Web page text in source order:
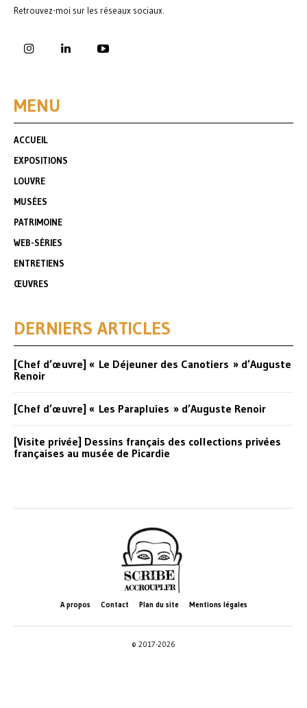
Retrouvez-moi sur les réseaux sociaux.
MENU
ACCUEIL
EXPOSITIONS
LOUVRE
MUSÉES
PATRIMOINE
WEB-SÉRIES
ENTRETIENS
ŒUVRES
DERNIERS ARTICLES
[Chef d’œuvre] « Le Déjeuner des Canotiers » d’Auguste
Renoir
[Chef d’œuvre] « Les Parapluies » d’Auguste Renoir
[Visite privée] Dessins français des collections privées
françaises au musée de Picardie
A propos Contact Plan du site Mentions légales
© 2017-2026